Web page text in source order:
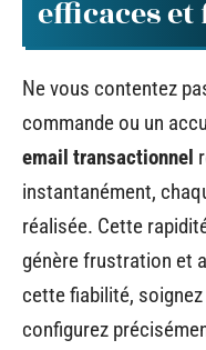
efficaces et
Ne vous contentez
commande ou un
email transactionnel
instantanément,
réalisée. Cette
génère frustration et
cette fiabilité, soignez
configurez